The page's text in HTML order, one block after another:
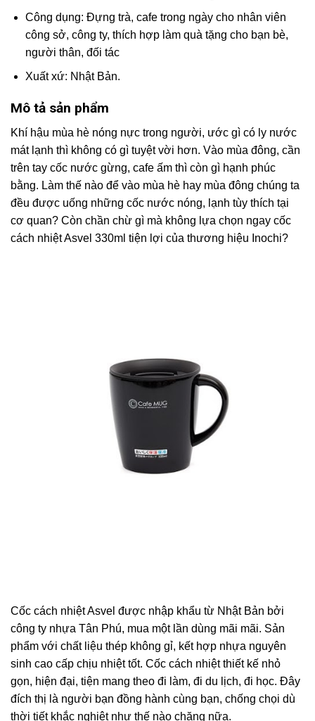
Công dụng: Đựng trà, cafe trong ngày cho nhân viên
công sở, công ty, thích hợp làm quà tặng cho bạn bè,
người thân, đối tác
Xuất xứ: Nhật Bản.
Mô tả sản phẩm
Khí hậu mùa hè nóng nực trong người, ước gì có ly nước
mát lạnh thì không có gì tuyệt vời hơn. Vào mùa đông, cần
trên tay cốc nước gừng, cafe ấm thì còn gì hạnh phúc
bằng. Làm thế nào để vào mùa hè hay mùa đông chúng ta
đều được uống những cốc nước nóng, lạnh tùy thích tại
cơ quan? Còn chần chừ gì mà không lựa chọn ngay cốc
cách nhiệt Asvel 330ml tiện lợi của thương hiệu Inochi?
Cốc cách nhiệt Asvel được nhập khẩu từ Nhật Bản bởi
công ty nhựa Tân Phú, mua một lần dùng mãi mãi. Sản
phẩm với chất liệu thép không gỉ, kết hợp nhựa nguyên
sinh cao cấp chịu nhiệt tốt. Cốc cách nhiệt thiết kế nhỏ
gọn, hiện đại, tiện mang theo đi làm, đi du lịch, đi học. Đây
đích thị là người bạn đồng hành cùng bạn, chống chọi dù
thời tiết khắc nghiệt như thế nào chăng nữa.